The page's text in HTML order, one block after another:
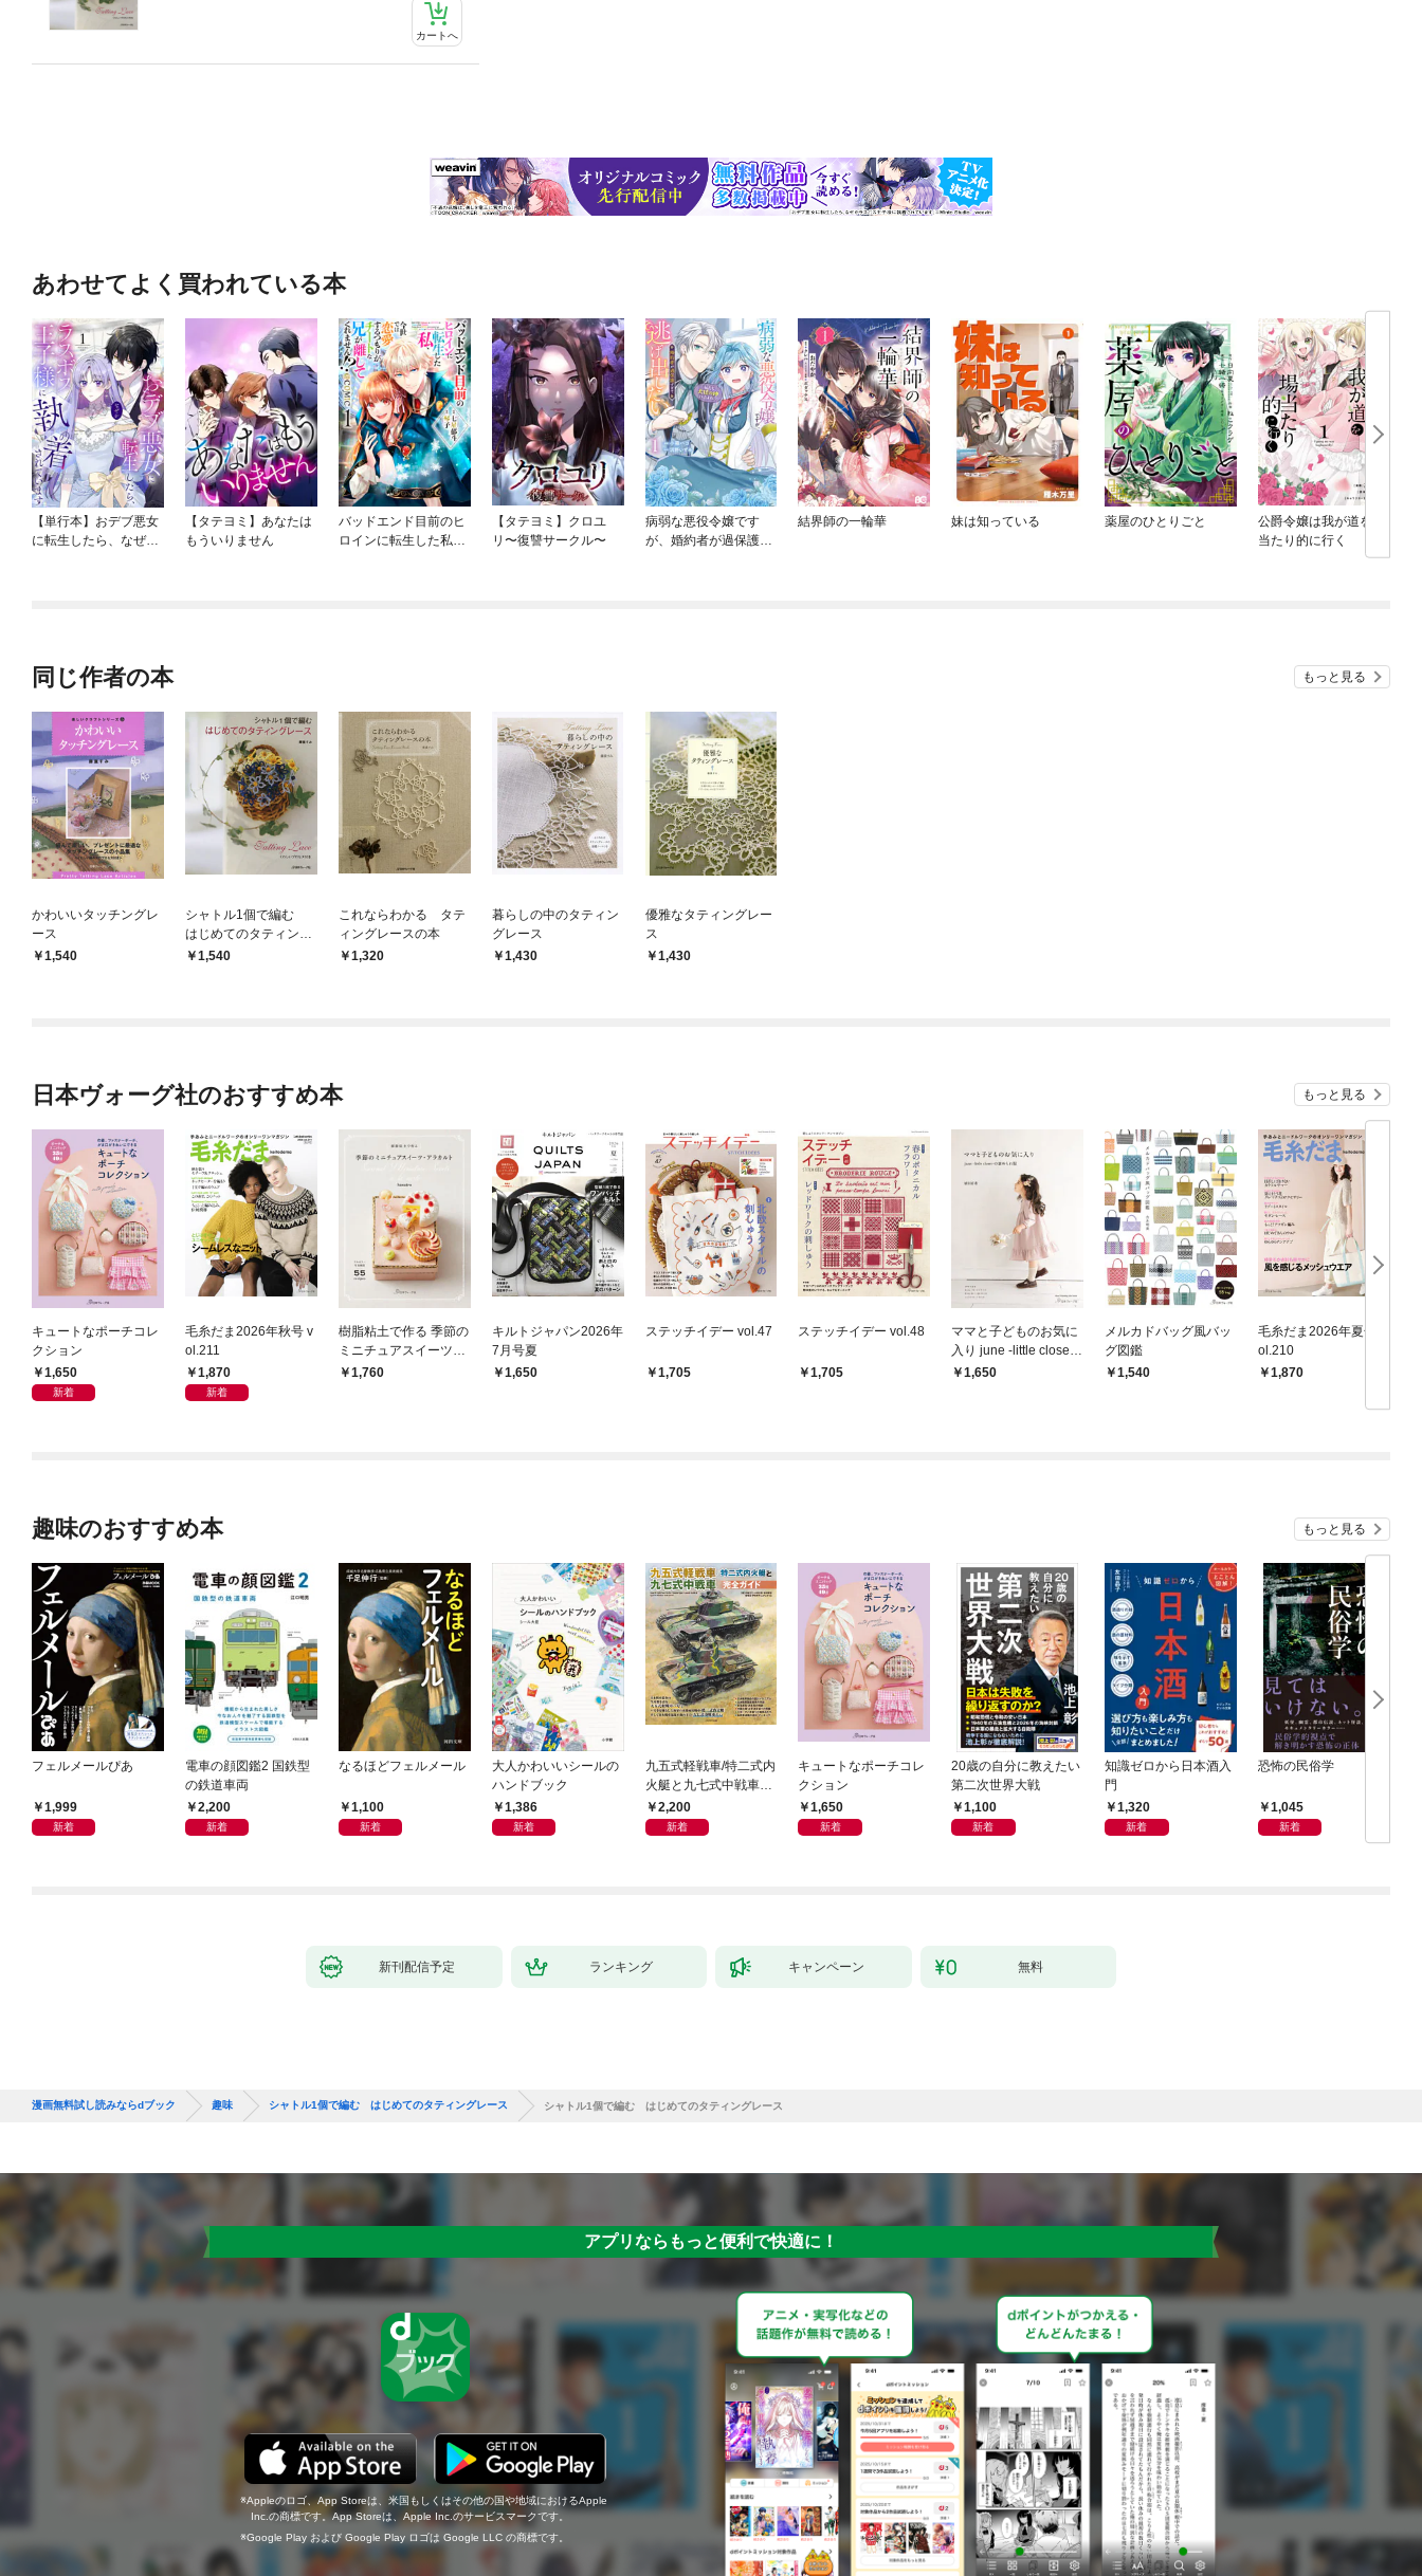
カートへ
あわせてよく買われている本
【単行本】おデブ悪女
に転生したら、なぜか
【タテヨミ】あなたは
もういりません
バッドエンド目前のヒ
ロインに転生した私、
【タテヨミ】クロユ
リ〜復讐サークル〜
病弱な悪役令嬢です
が、婚約者が過保護す
結界師の一輪華 妹は知っている 薬屋のひとりごと
公爵令嬢は我が道を場
当たり的に行く
同じ作者の本 もっと見る
かわいいタッチングレ
ース
1,540
シャトル1個で編む
はじめてのタティング
レース
1,540
これならわかる タテ
ィングレースの本
1,320
暮らしの中のタティン
グレース
1,430
優雅なタティングレー
ス
1,430
日本ヴォーグ社のおすすめ本 もっと見る
キュートなポーチコレ
クション
1,650
新着
毛糸だま2026年秋号 v
ol.211
1,870
新着
樹脂粘土で作る 季節の
ミニチュアスイーツ・
アラカルト
1,760
キルトジャパン2026年
7月号夏
1,650
ステッチイデー vol.47
1,705
ステッチイデー vol.48
1,705
ママと子どものお気に
入り june -little closet-
の褒められ服
1,650
メルカドバッグ風バッ
グ図鑑
1,540
毛糸だま2026年夏号 v
ol.210
1,870
趣味のおすすめ本 もっと見る
フェルメールぴあ
1,999
新着
電車の顔図鑑2 国鉄型
の鉄道車両
2,200
新着
なるほどフェルメール
1,100
新着
大人かわいいシールの
ハンドブック
1,386
新着
九五式軽戦車/特二式内
火艇と九七式中戦車完
全ガイド
2,200
新着
キュートなポーチコレ
クション
1,650
新着
20歳の自分に教えたい
第二次世界大戦
1,100
新着
知識ゼロから日本酒入
門
1,320
新着
恐怖の民俗学
1,045
新着
新刊配信予定 ランキング キャンペーン 無料
漫画無料試し読みならdブック 趣味 シャトル1個で編む はじめてのタティングレース シャトル1個で編む はじめてのタティングレース
アプリならもっと便利で快適に！
Appleのロゴ、App Storeは、米国もしくはその他の国や地域におけるApple
Inc.の商標です。App Storeは、Apple Inc.のサービスマークです。
Google Play および Google Play ロゴは Google LLC の商標です。